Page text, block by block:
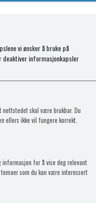
ALPS 30-.
CTR
vi ønsker å bruke på
informasjonkapsler
skal være brukbar. Du
ellers ikke vil fungere korrekt.
for å vise deg relevant
som du kan være interessert